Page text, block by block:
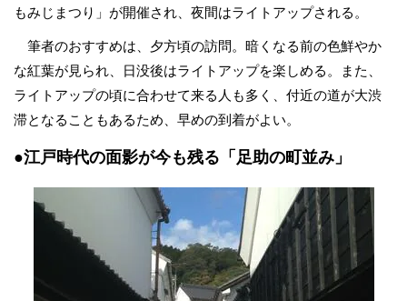
もみじまつり」が開催され、夜間はライトアップされる。
筆者のおすすめは、夕方頃の訪問。暗くなる前の色鮮やか
な紅葉が見られ、日没後はライトアップを楽しめる。また、
ライトアップの頃に合わせて来る人も多く、付近の道が大渋
滞となることもあるため、早めの到着がよい。
●江戸時代の面影が今も残る「足助の町並み」